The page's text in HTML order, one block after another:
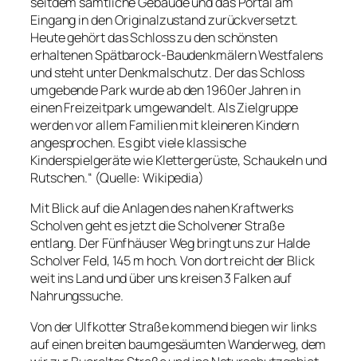
Eingang in den Originalzustand zurückversetzt.
Heute gehört das Schloss zu den schönsten
erhaltenen Spätbarock-Baudenkmälern Westfalens
und steht unter Denkmalschutz. Der das Schloss
umgebende Park wurde ab den 1960er Jahren in
einen Freizeitpark umgewandelt. Als Zielgruppe
werden vor allem Familien mit kleineren Kindern
angesprochen. Es gibt viele klassische
Kinderspielgeräte wie Klettergerüste, Schaukeln und
Rutschen.“ (Quelle: Wikipedia)
Mit Blick auf die Anlagen des nahen Kraftwerks
Scholven geht es jetzt die Scholvener Straße
entlang. Der Fünfhäuser Weg bringt uns zur Halde
Scholver Feld, 145 m hoch. Von dort reicht der Blick
weit ins Land und über uns kreisen 3 Falken auf
Nahrungssuche.
Von der Ulfkotter Straße kommend biegen wir links
auf einen breiten baumgesäumten Wanderweg, dem